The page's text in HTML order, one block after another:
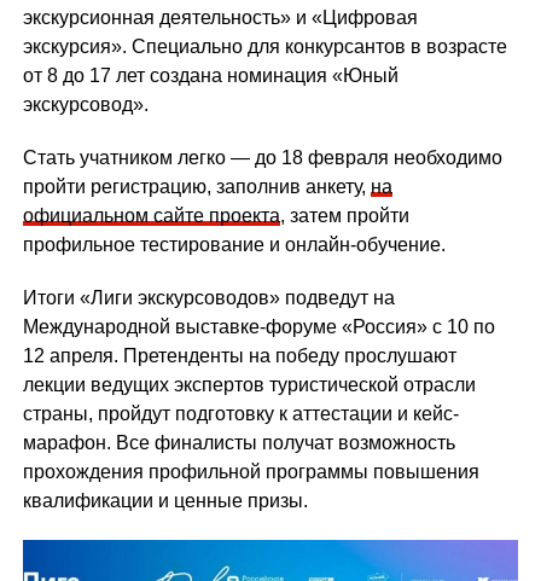
экскурсионная деятельность» и «Цифровая
экскурсия». Специально для конкурсантов в возрасте
от 8 до 17 лет создана номинация «Юный
экскурсовод».
Стать учатником легко — до 18 февраля необходимо
пройти регистрацию, заполнив анкету, на
официальном сайте проекта, затем пройти
профильное тестирование и онлайн-обучение.
Итоги «Лиги экскурсоводов» подведут на
Международной выставке-форуме «Россия» с 10 по
12 апреля. Претенденты на победу прослушают
лекции ведущих экспертов туристической отрасли
страны, пройдут подготовку к аттестации и кейс-
марафон. Все финалисты получат возможность
прохождения профильной программы повышения
квалификации и ценные призы.